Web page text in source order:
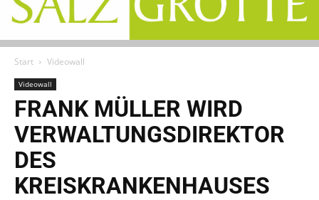
Start Videowall
Videowall
FRANK MÜLLER WIRD
VERWALTUNGSDIREKTOR
DES
KREISKRANKENHAUSES